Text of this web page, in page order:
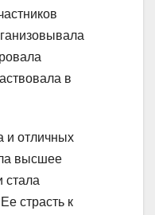
в
и отличных
высшее
стала
страсть к